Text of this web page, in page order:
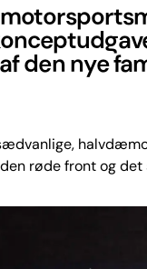
den nye
røde front og det